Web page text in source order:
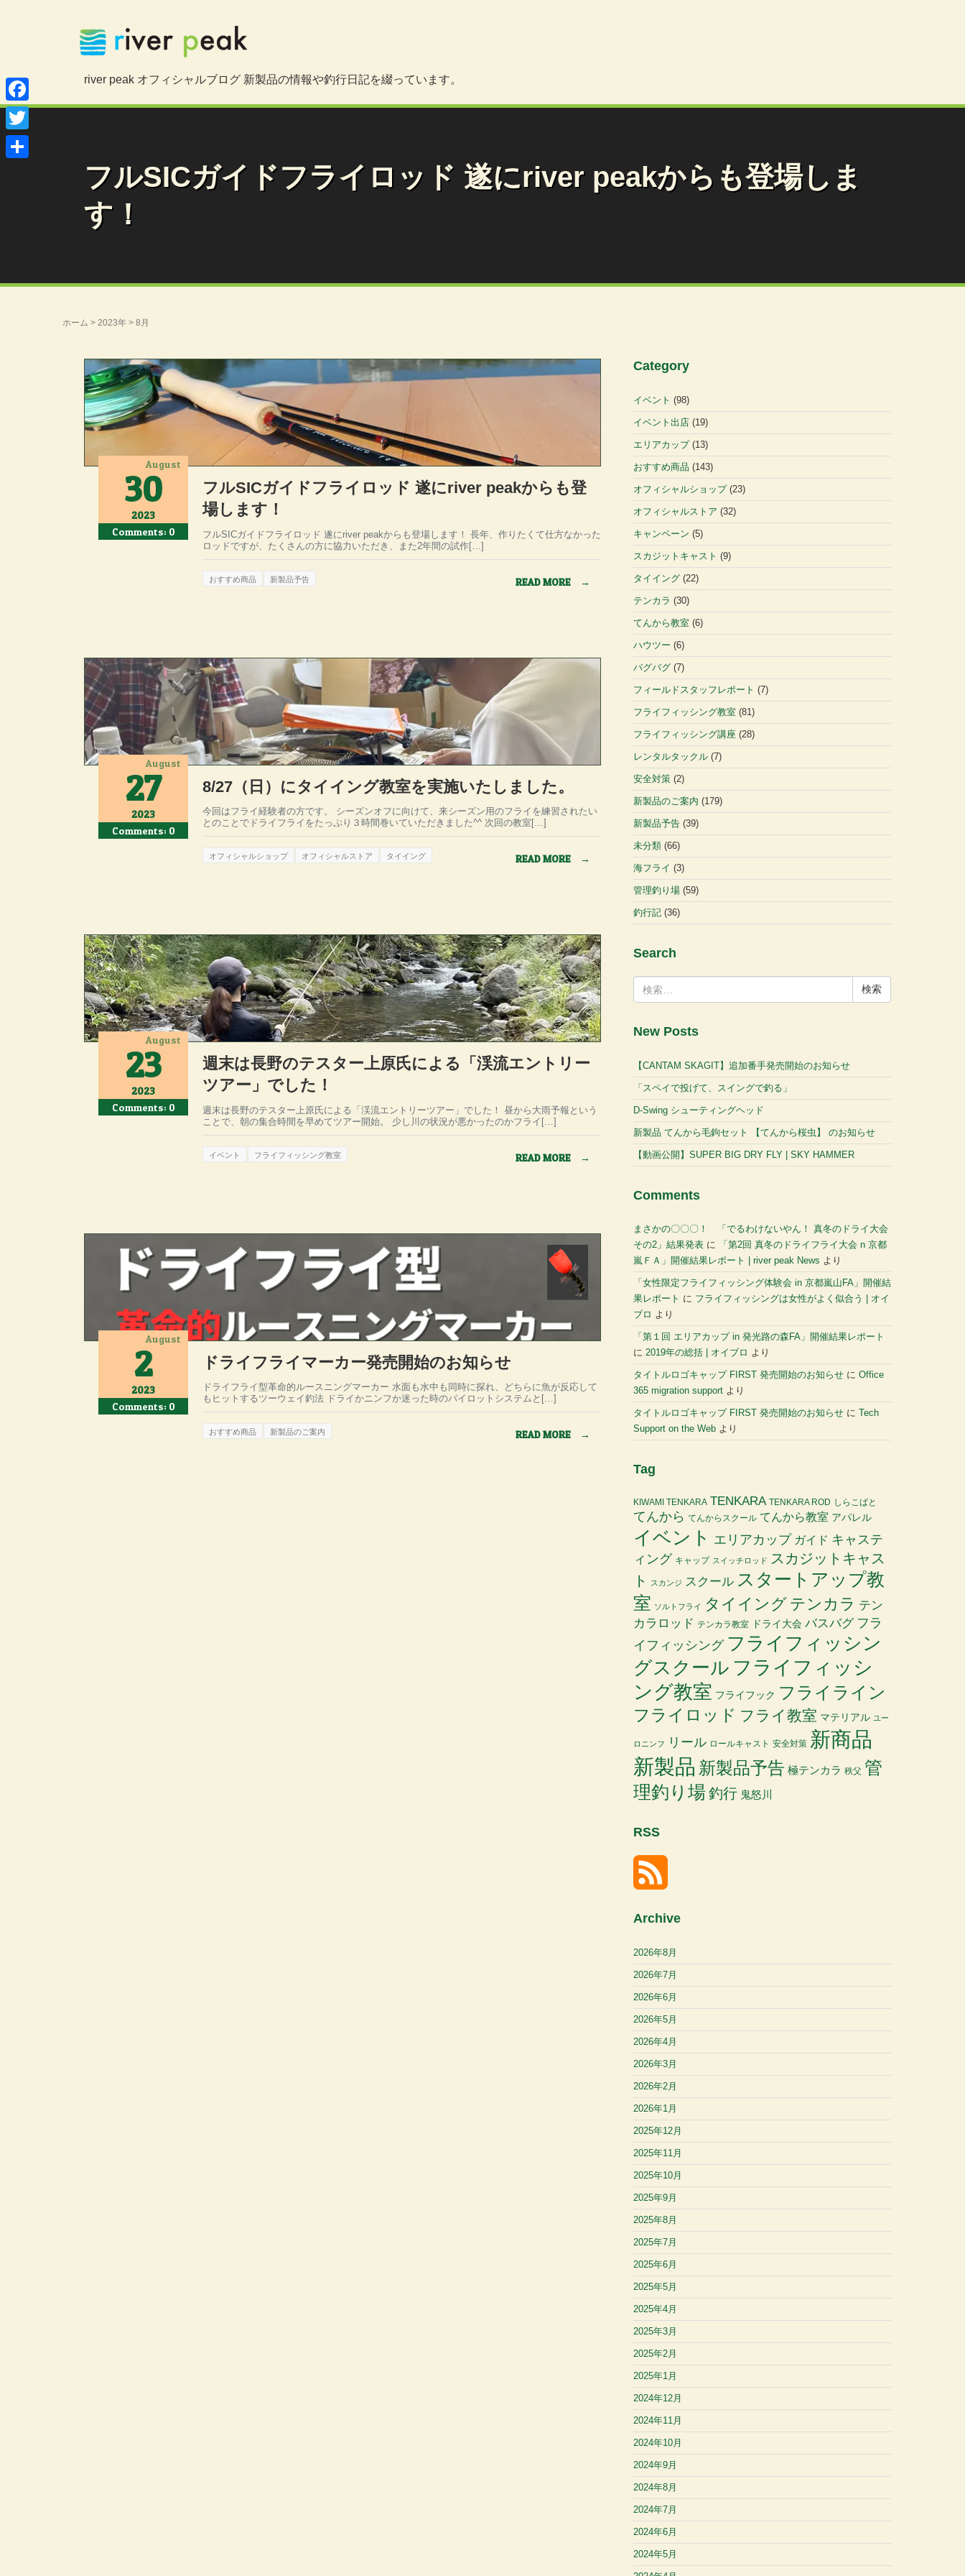
river peak オフィシャルブログ 新製品の情報や釣行日記を綴っています。
フルSICガイドフライロッド 遂にriver peakからも登場しま
す！
ホーム > 2023年 > 8月
August
30
2023
Comments: 0
フルSICガイドフライロッド 遂にriver peakからも登
場します！
フルSICガイドフライロッド 遂にriver peakからも登場します！ 長年、作りたくて仕方なかった
ロッドですが、たくさんの方に協力いただき、また2年間の試作[…]
おすすめ商品 新製品予告 READ MORE →
August
27
2023
Comments: 0
8/27（日）にタイイング教室を実施いたしました。
今回はフライ経験者の方です。 シーズンオフに向けて、来シーズン用のフライを練習されたい
とのことでドライフライをたっぷり３時間巻いていただきました^^ 次回の教室[…]
オフィシャルショップ オフィシャルストア タイイング READ MORE →
August
23
2023
Comments: 0
週末は長野のテスター上原氏による「渓流エントリー
ツアー」でした！
週末は長野のテスター上原氏による「渓流エントリーツアー」でした！ 昼から大雨予報という
ことで、朝の集合時間を早めてツアー開始。 少し川の状況が悪かったのかフライ[…]
イベント フライフィッシング教室 READ MORE →
August
2
2023
Comments: 0
ドライフライマーカー発売開始のお知らせ
ドライフライ型革命的ルースニングマーカー 水面も水中も同時に探れ、どちらに魚が反応して
もヒットするツーウェイ釣法 ドライかニンフか迷った時のパイロットシステムと[…]
おすすめ商品 新製品のご案内 READ MORE →
Category
イベント (98)
イベント出店 (19)
エリアカップ(13)
おすすめ商品 (143)
オフィシャルショップ(23)
オフィシャルストア (32)
キャンペーン (5)
スカジットキャスト (9)
タイイング (22)
テンカラ (30)
てんから教室 (6)
ハウツー (6)
バグバグ (7)
フィールドスタッフレポート (7)
フライフィッシング教室 (81)
フライフィッシング講座 (28)
レンタルタックル (7)
安全対策 (2)
新製品のご案内 (179)
新製品予告 (39)
未分類 (66)
海フライ (3)
管理釣り場 (59)
釣行記 (36)
Search
索:
New Posts
【CANTAM SKAGIT】追加番手発売開始のお知らせ
「スペイで投げて、スイングで釣る」
D-Swing シューティングヘッド
新製品 てんから毛鉤セット 【てんから桜虫】 のお知らせ
【動画公開】SUPER BIG DRY FLY | SKY HAMMER
Comments
まさかの〇〇〇！ 「でるわけないやん！ 真冬のドライ大会
その2」結果発表 に
「第2回 真冬のドライフライ大会 n 京都
嵐ＦＡ」開催結果レポート | river peak News より
「女性限定フライフィッシング体験会 in 京都嵐山FA」開催結
果レポート に フライフィッシングは女性がよく似合う | オイ
ブロ より
「第１回 エリアカップ in 発光路の森FA」開催結果レポート
に 2019年の総括 | オイブロ より
タイトルロゴキャップ FIRST 発売開始のお知らせ に Office
365 migration support より
タイトルロゴキャップ FIRST 発売開始のお知らせ に Tech
Support on the Web より
Tag
KIWAMI TENKARA TENKARA TENKARA ROD しらこばと
てんから てんからスクール てんから教室 アパレル
イベント エリアカップ ガイド キャステ
ィング キャップ スイッチロッド
スカジットキャス
ト
スカンジ スクール スタートアップ教
室 ソルトフライ タイイング テンカラ テン
カラロッド テンカラ教室 ドライ大会 バスバグ フラ
イフィッシング フライフィッシン
グスクール フライフィッシ
ング教室 フライフック フライライン
フライロッド フライ教室 マテリアル ユー
ロニンフ リール ロールキャスト 安全対策 新商品
新製品 新製品予告 極テンカラ 秩父 管
理釣り場釣行 鬼怒川
RSS
Archive
2026年8月
2026年7月
2026年6月
2026年5月
2026年4月
2026年3月
2026年2月
2026年1月
2025年12月
2025年11月
2025年10月
2025年9月
2025年8月
2025年7月
2025年6月
2025年5月
2025年4月
2025年3月
2025年2月
2025年1月
2024年12月
2024年11月
2024年10月
2024年9月
2024年8月
2024年7月
2024年6月
2024年5月
Facebook
Twitter